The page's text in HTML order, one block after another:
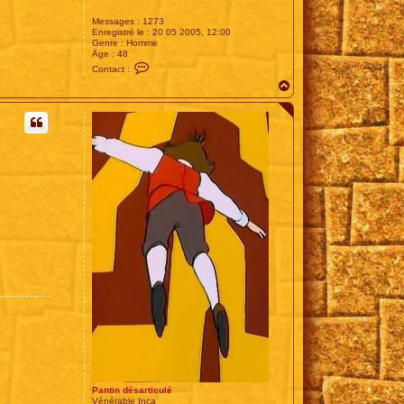
Messages : 1273
Enregistré le : 20 05 2005, 12:00
Genre : Homme
Âge : 48
Contact :
t
r
o
u
t
a
r
a
u
Pantin désarticulé
Vénérable Inca